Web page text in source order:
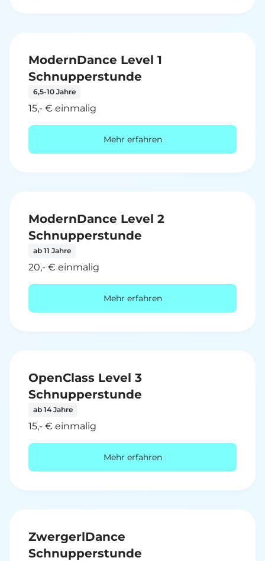
ModernDance Level 1
Schnupperstunde
6,5-10 Jahre
15,- € einmalig
Mehr erfahren
ModernDance Level 2
Schnupperstunde
ab 11 Jahre
20,- € einmalig
Mehr erfahren
OpenClass Level 3
Schnupperstunde
ab 14 Jahre
15,- € einmalig
Mehr erfahren
ZwergerlDance
Schnupperstunde